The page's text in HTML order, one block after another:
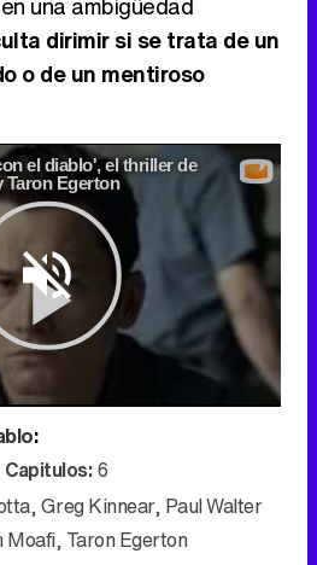
una ambigüedad
dirimir si se trata de un
o de un mentiroso
Play
Video
el diablo', el thriller de
Taron Egerton
:
Capitulos:6
,Greg Kinnear, Paul Walter
Moafi, Taron Egerton